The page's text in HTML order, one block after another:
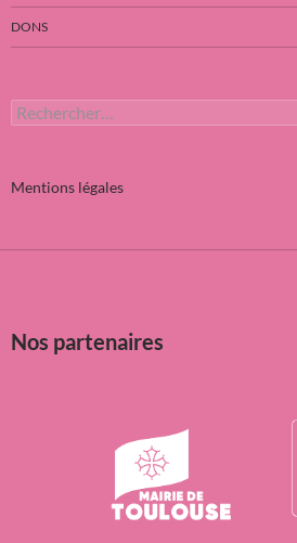
DONS
Rechercher :
Mentions légales
Nos partenaires